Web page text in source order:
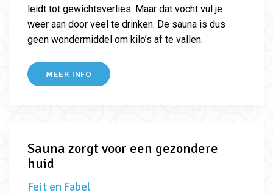
leidt tot gewichtsverlies. Maar dat vocht vul je
weer aan door veel te drinken. De sauna is dus
geen wondermiddel om kilo’s af te vallen.
MEER INFO
Sauna zorgt voor een gezondere
huid
Feit en Fabel